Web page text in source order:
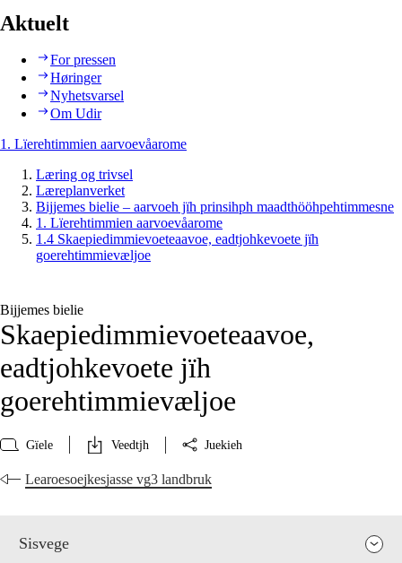
Aktuelt
For pressen
Høringer
Nyhetsvarsel
Om Udir
1. Lïerehtimmien aarvoevåarome
Læring og trivsel
Læreplanverket
Bijjemes bielie – aarvoeh jïh prinsihph maadthööhpehtimmesne
1. Lïerehtimmien aarvoevåarome
1.4 Skaepiedimmievoeteaavoe, eadtjohkevoete jïh
goerehtimmievæljoe
Bijjemes bielie
Skaepiedimmievoeteaavoe,
eadtjohkevoete jïh
goerehtimmievæljoe
Gïele Veedtjh Juekieh
Learoesoejkesjasse vg3 landbruk
Sisvege